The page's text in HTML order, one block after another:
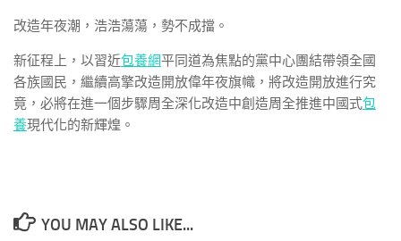
改造年夜潮，浩浩蕩蕩，勢不成擋。
新征程上，以習近包養網平同道為焦點的黨中心團結帶領全國
各族國民，繼續高擎改造開放偉年夜旗幟，將改造開放進行究
竟，必將在進一個步驟周全深化改造中創造周全推進中國式包
養現代化的新輝煌。
YOU MAY ALSO LIKE...